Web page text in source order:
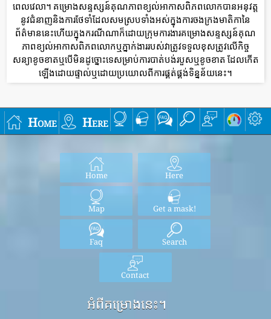
ពេលវេលា។ គម្រោងសន្ទស្សន៍គុណភាពខ្យល់អាកាសពិភពលោកបានអនុវត្ត
នូវជំនាញនិងការថែទាំដែលសមស្របទាំងអស់ក្នុងការចងក្រងមាតិកានៃ
ព័ត៌មាននេះហើយក្នុងករណីណាក៏ដោយក្រុមការងារគម្រោងសន្ទស្សន៍គុណ
ភាពខ្យល់អាកាសពិភពលោកឬភ្នាក់ងាររបស់វាត្រូវទទួលខុសត្រូវលើកិច្ច
សន្យាខូចខាតឬបើមិនដូច្នោះទេសម្រាប់ការបាត់បង់របួសឬខូចខាត ដែលកើត
ឡើងដោយផ្ទាល់ឬដោយប្រយោលពីការផ្គត់ផ្គង់ទិន្នន័យនេះ។
Home Here
Home Here
Map Get a mask!
Faq Search
Contact
អំពីគម្រោងនេះ។